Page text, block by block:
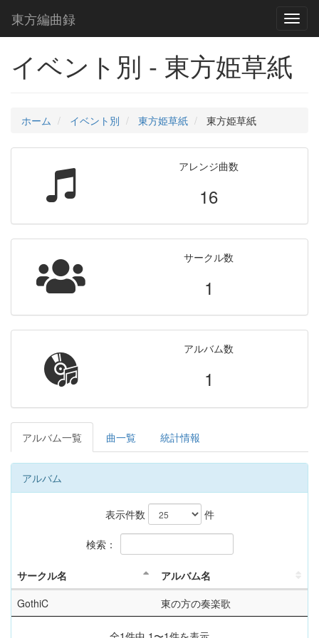
東方編曲録
イベント別 - 東方姫草紙
ホーム イベント別 東方姫草紙 東方姫草紙
アレンジ曲数
16
サークル数
1
アルバム数
1
アルバム一覧 曲一覧 統計情報
アルバム
表示件数 件
検索：
サークル名
アルバム名
GothiC
東の方の奏楽歌